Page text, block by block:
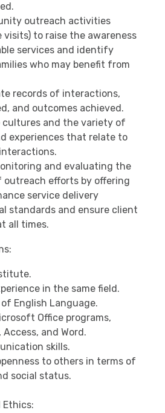
outreach activities
visits) to raise the awareness
services and identify
who may benefit from
records of interactions,
and outcomes achieved.
cultures and the variety of
experiences that relate to
and evaluating the
outreach efforts by offering
service delivery
standards and ensure client
all times.
in the same field.
English Language.
Office programs,
and Word.
skills.
to others in terms of
social status.
Ethics: